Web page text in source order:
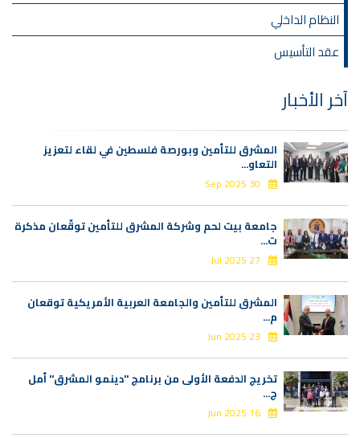
النظام الداخلي
عقد التأسيس
آخر الأخبار
المشرق للتأمين وبورصة فلسطين في لقاء لتعزيز
التعاو...
30 Sep 2025
جامعة بيت لحم وشركة المشرق للتأمين توقّعان مذكرة
ت...
27 Jul 2025
المشرق للتأمين والجامعة العربية الأمريكية توقعان
م...
23 Jun 2025
تخريج الدفعة الأولى من برنامج "دينمو المشرق" أمل
ج...
16 Jun 2025